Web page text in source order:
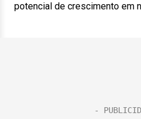
potencial de crescimento em